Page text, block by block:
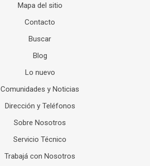
Mapa del sitio
Contacto
Buscar
Blog
Lo nuevo
Comunidades y Noticias
Dirección y Teléfonos
Sobre Nosotros
Servicio Técnico
Trabajá con Nosotros